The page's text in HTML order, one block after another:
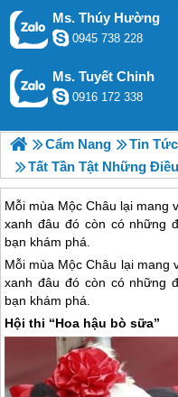
Ms. Thúy Hường
0945 738 228
Ms. Tuyết Chinh
0916 172 338
Cẩm Nang
Tin Tức
Tất Tần Tật Những
Mỗi mùa Mộc Châu lại mang
xanh đâu đó còn có những
bạn khám phá.
Mỗi mùa Mộc Châu lại mang
xanh đâu đó còn có những
bạn khám phá.
Hội thi “Hoa hậu bò sữa”